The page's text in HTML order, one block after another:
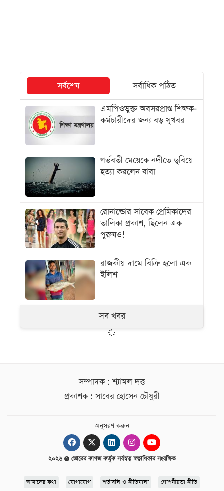
সর্বশেষ
সর্বাধিক পঠিত
এমপিওভুক্ত অবসরপ্রাপ্ত শিক্ষক-
কর্মচারীদের জন্য বড় সুখবর
গর্ভবতী মেয়েকে নদীতে ডুবিয়ে
হত্যা করলেন বাবা
রোনাল্ডোর সাবেক প্রেমিকাদের
তালিকা প্রকাশ, ছিলেন এক
পুরুষও!
রাজকীয় দামে বিক্রি হলো এক
ইলিশ
সব খবর
সম্পাদক : শ্যামল দত্ত
প্রকাশক : সাবের হোসেন চৌধুরী
অনুসরণ করুন
২০২৬ ভোরের কাগজ কর্তৃক সর্বস্বত্ব স্বত্বাধিকার সংরক্ষিত
আমাদের কথা যোগাযোগ শর্তাবলি ও নীতিমালা গোপনীয়তা নীতি